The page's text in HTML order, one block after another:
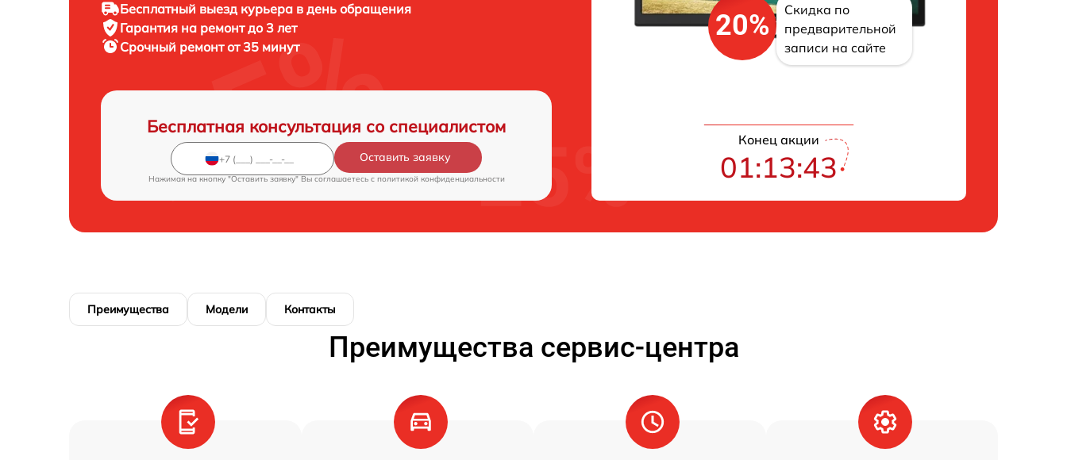
Бесплатный выезд курьера в день обращения
Гарантия на ремонт до 3 лет
Срочный ремонт от 35 минут
Бесплатная консультация со специалистом
Оставить заявку
Нажимая на кнопку "Оставить заявку" Вы соглашаетесь c политикой конфиденциальности
20%
Скидка по
предварительной
записи на сайте
Конец акции
01:13:42
Преимущества Модели Контакты
Преимущества сервис-центра